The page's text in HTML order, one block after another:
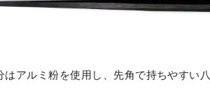
アルミ粉を使用し、先角で持ちやすい